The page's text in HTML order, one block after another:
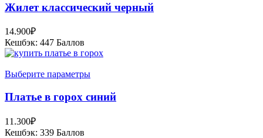
Жилет классический черный
14.900₽
Кешбэк: 447 Баллов
Выберите параметры
Платье в горох синий
11.300₽
Кешбэк: 339 Баллов